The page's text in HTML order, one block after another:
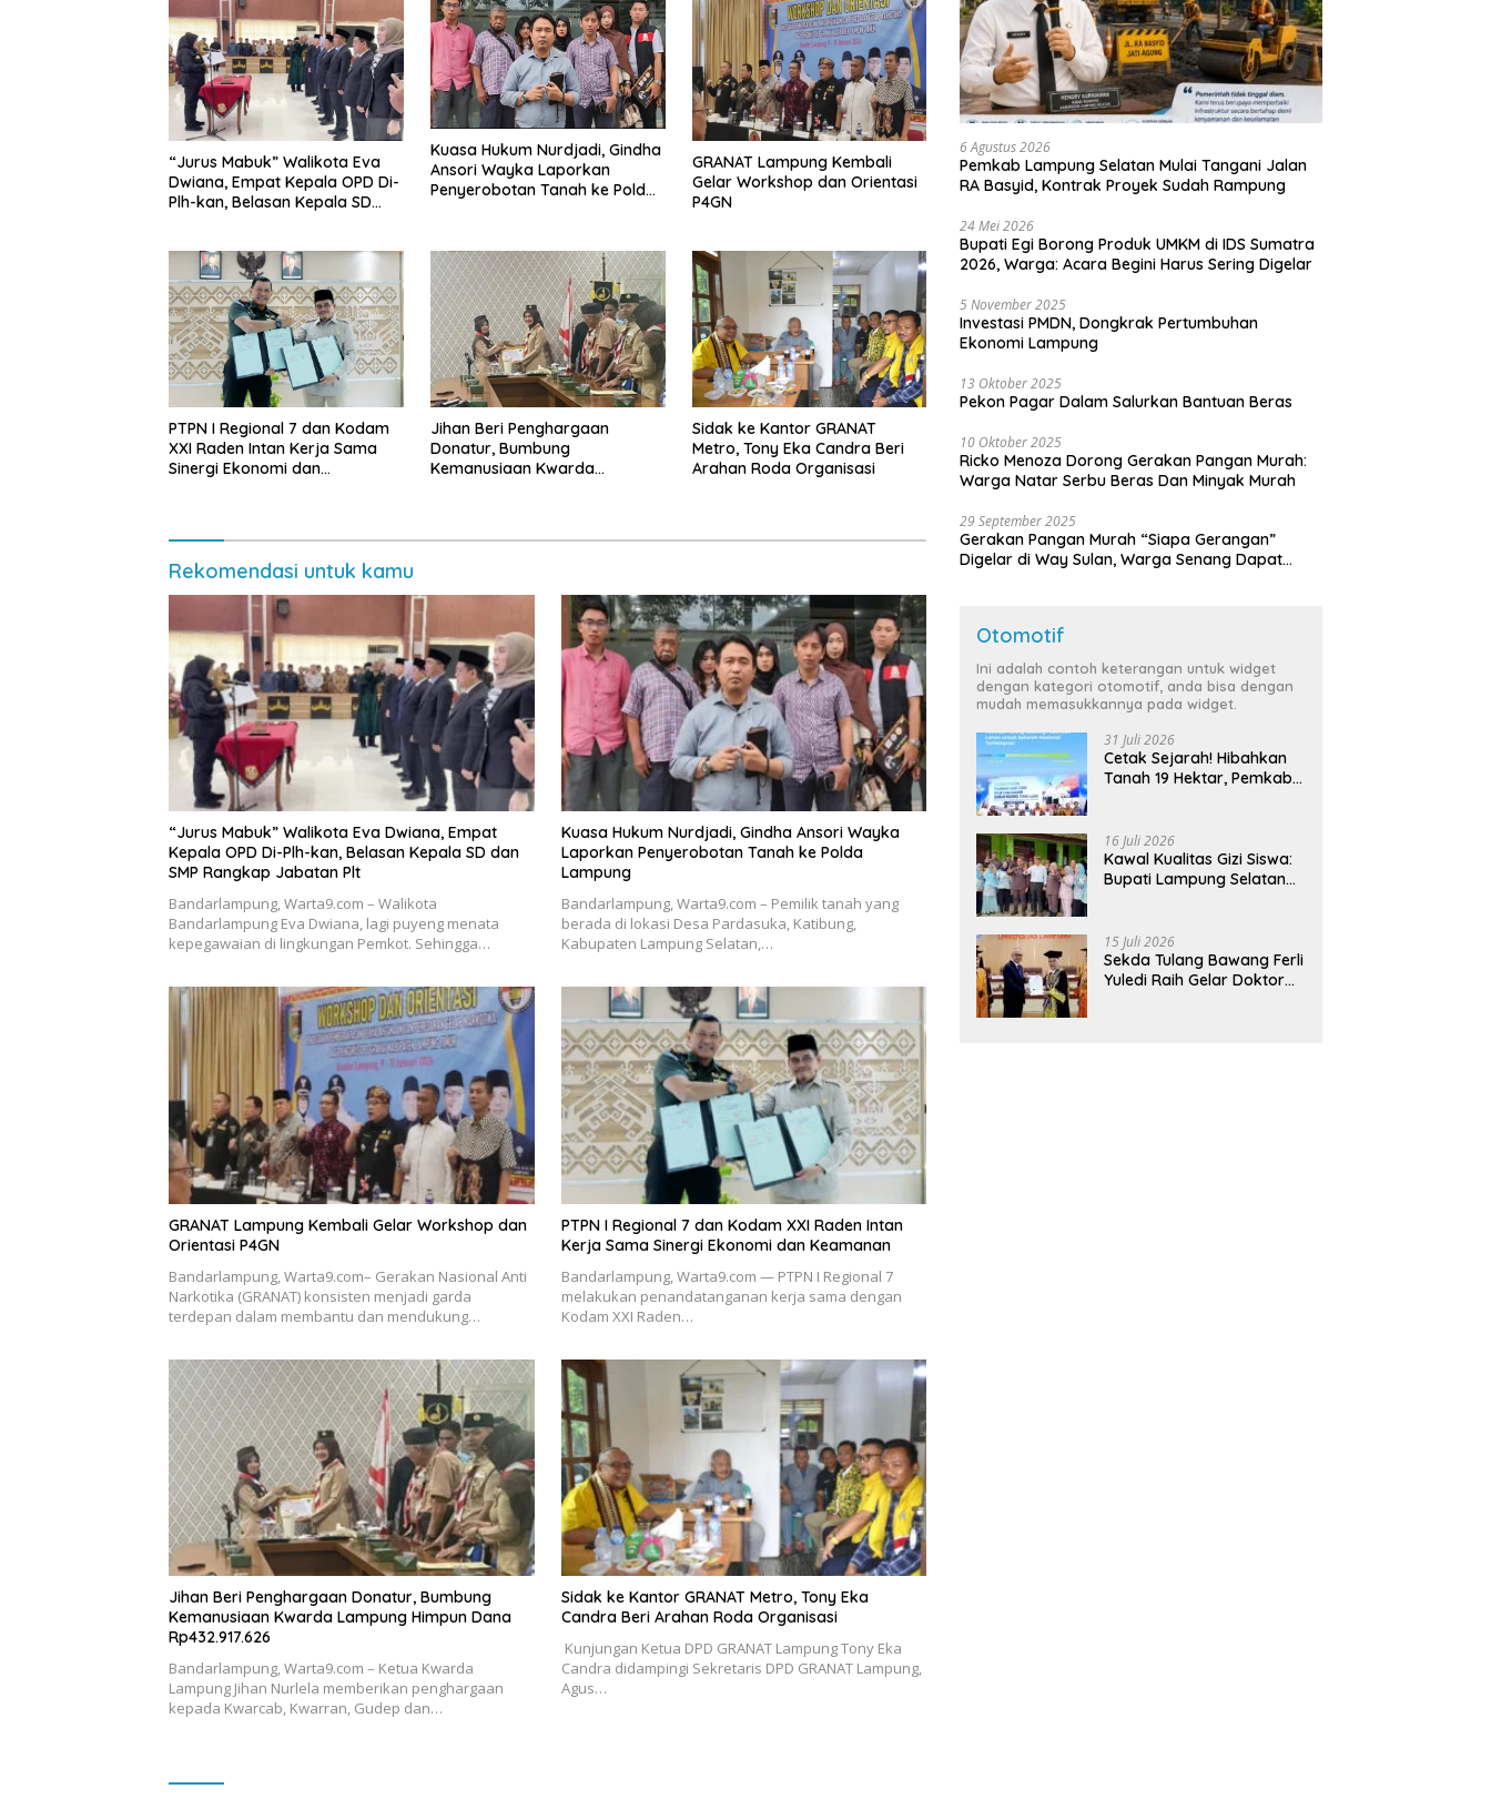
“Jurus Mabuk” Walikota Eva
Dwiana, Empat Kepala OPD Di-
Plh-kan, Belasan Kepala SD
Kuasa Hukum Nurdjadi, Gindha
Ansori Wayka Laporkan
Penyerobotan Tanah ke Polda
GRANAT Lampung Kembali
Gelar Workshop dan Orientasi
P4GN
PTPN I Regional 7 dan Kodam
XXI Raden Intan Kerja Sama
Sinergi Ekonomi dan
Jihan Beri Penghargaan
Donatur, Bumbung
Kemanusiaan Kwarda
‎Sidak ke Kantor GRANAT
Metro, Tony Eka Candra Beri
Arahan Roda Organisasi
Rekomendasi untuk kamu
“Jurus Mabuk” Walikota Eva Dwiana, Empat
Kepala OPD Di-Plh-kan, Belasan Kepala SD dan
SMP Rangkap Jabatan Plt
Bandarlampung, Warta9.com – Walikota
Bandarlampung Eva Dwiana, lagi puyeng menata
kepegawaian di lingkungan Pemkot. Sehingga…
Kuasa Hukum Nurdjadi, Gindha Ansori Wayka
Laporkan Penyerobotan Tanah ke Polda
Lampung
Bandarlampung, Warta9.com – Pemilik tanah yang
berada di lokasi Desa Pardasuka, Katibung,
Kabupaten Lampung Selatan,…
GRANAT Lampung Kembali Gelar Workshop dan
Orientasi P4GN
Bandarlampung, Warta9.com– Gerakan Nasional Anti
Narkotika (GRANAT) konsisten menjadi garda
terdepan dalam membantu dan mendukung…
PTPN I Regional 7 dan Kodam XXI Raden Intan
Kerja Sama Sinergi Ekonomi dan Keamanan
Bandarlampung, Warta9.com — PTPN I Regional 7
melakukan penandatanganan kerja sama dengan
Kodam XXI Raden…
Jihan Beri Penghargaan Donatur, Bumbung
Kemanusiaan Kwarda Lampung Himpun Dana
Rp432.917.626
Bandarlampung, Warta9.com – Ketua Kwarda
Lampung Jihan Nurlela memberikan penghargaan
kepada Kwarcab, Kwarran, Gudep dan…
‎Sidak ke Kantor GRANAT Metro, Tony Eka
Candra Beri Arahan Roda Organisasi
‎ ‎Kunjungan Ketua DPD GRANAT Lampung Tony Eka
Candra didampingi Sekretaris DPD GRANAT Lampung,
Agus…
6 Agustus 2026
Pemkab Lampung Selatan Mulai Tangani Jalan
RA Basyid, Kontrak Proyek Sudah Rampung
24 Mei 2026
Bupati Egi Borong Produk UMKM di IDS Sumatra
2026, Warga: Acara Begini Harus Sering Digelar
5 November 2025
Investasi PMDN, Dongkrak Pertumbuhan
Ekonomi Lampung
13 Oktober 2025
Pekon Pagar Dalam Salurkan Bantuan Beras
10 Oktober 2025
Ricko Menoza Dorong Gerakan Pangan Murah:
Warga Natar Serbu Beras Dan Minyak Murah
29 September 2025
Gerakan Pangan Murah “Siapa Gerangan”
Digelar di Way Sulan, Warga Senang Dapat
Otomotif
Ini adalah contoh keterangan untuk widget
dengan kategori otomotif, anda bisa dengan
mudah memasukkannya pada widget.
31 Juli 2026
Cetak Sejarah! Hibahkan
Tanah 19 Hektar, Pemkab
Terintegrasi Pertama di
Lampung
16 Juli 2026
Kawal Kualitas Gizi Siswa:
Bupati Lampung Selatan
Bergizi Gratis di Natar
15 Juli 2026
Sekda Tulang Bawang Ferli
Yuledi Raih Gelar Doktor